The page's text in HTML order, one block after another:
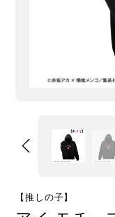
【推しの子】